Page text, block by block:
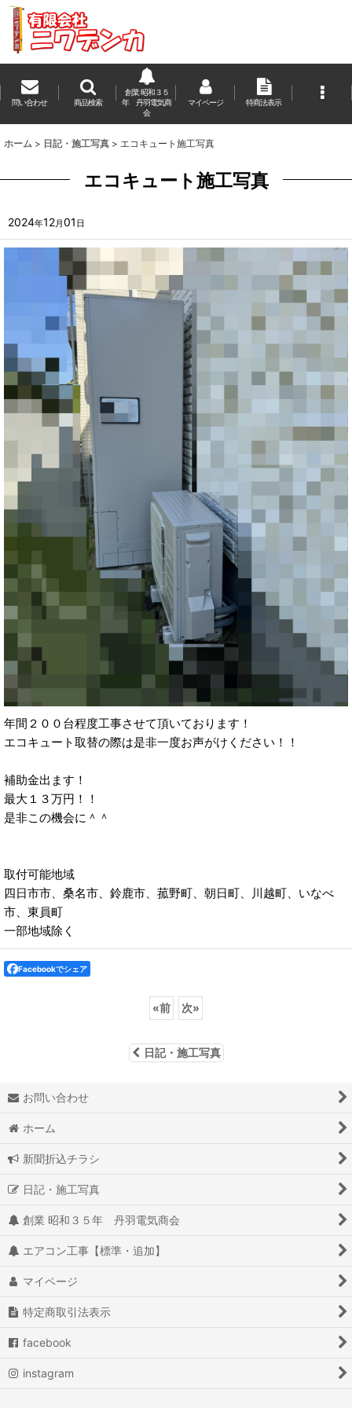
問い合わせ 商品検索
創業 昭和３５
年 丹羽電気商
会
マイページ 特商法表示
ホーム > 日記・施工写真 > エコキュート施工写真
エコキュート施工写真
2024年12月01 日
年間２００台程度工事させて頂いております！
エコキュート取替の際は是非一度お声がけください！！
補助金出ます！
最大１３万円！！
是非この機会に＾＾
取付可能地域
四日市市、桑名市、鈴鹿市、菰野町、朝日町、川越町、いなべ
市、東員町
一部地域除く
Facebookでシェア
«前 次»
日記・施工写真
お問い合わせ
ホーム
新聞折込チラシ
日記・施工写真
創業 昭和３５年 丹羽電気商会
エアコン工事【標準・追加】
マイページ
特定商取引法表示
facebook
instagram